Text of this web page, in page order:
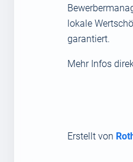
lokale
garantiert.
Mehr Infos
Erstellt von